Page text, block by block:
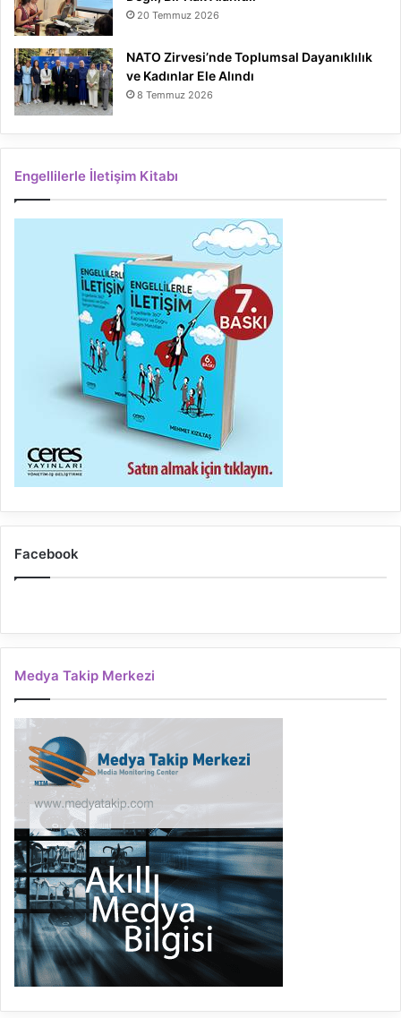
20 Temmuz 2026
NATO Zirvesi’nde Toplumsal Dayanıklılık
ve Kadınlar Ele Alındı
8 Temmuz 2026
Engellilerle İletişim Kitabı
Facebook
Medya Takip Merkezi